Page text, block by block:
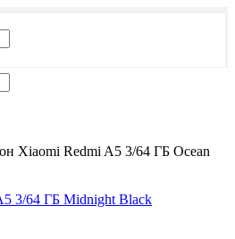
Xiaomi Redmi A5 3/64 ГБ Ocean
3/64 ГБ Midnight Black